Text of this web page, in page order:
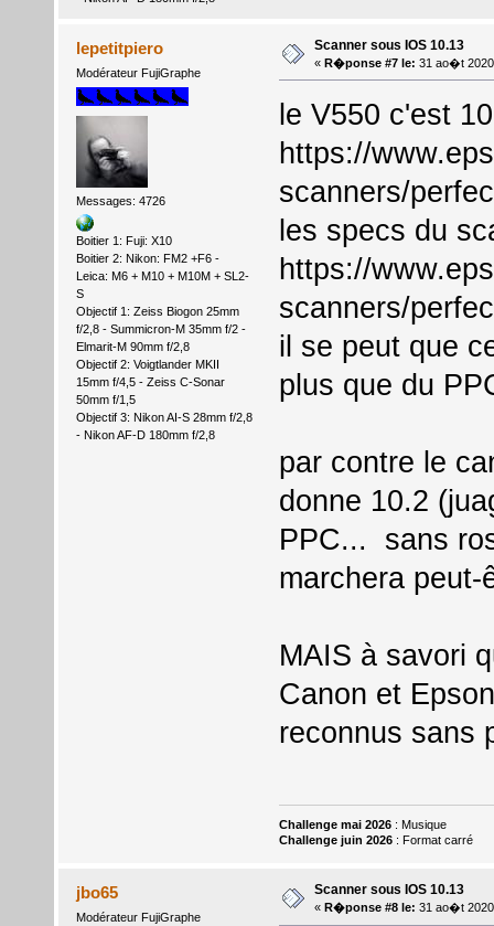
lepetitpiero
Modérateur FujiGraphe
Messages: 4726
Boitier 1: Fuji: X10
Boitier 2: Nikon: FM2 +F6 -
Leica: M6 + M10 + M10M + SL2-
S
Objectif 1: Zeiss Biogon 25mm
f/2,8 - Summicron-M 35mm f/2 -
Elmarit-M 90mm f/2,8
Objectif 2: Voigtlander MKII
15mm f/4,5 - Zeiss C-Sonar
50mm f/1,5
Objectif 3: Nikon AI-S 28mm f/2,8
- Nikon AF-D 180mm f/2,8
Scanner sous IOS 10.13
« R�ponse #7 le: 31 ao�t 2020
le V550 c'est
https://
scanners/
les specs du
https://
scanners/
il se peut que
plus que du
par contre le
donne 10.2
PPC... sans
marchera
MAIS à savori
Canon et
reconnus sans
Challenge mai 2026: Musique
Challenge juin 2026: Format carré
jbo65
Modérateur FujiGraphe
Scanner sous IOS 10.13
« R�ponse #8 le: 31 ao�t